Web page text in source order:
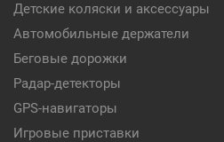
Детские коляски и аксессуары
Автомобильные держатели
Беговые дорожки
Радар-детекторы
GPS-навигаторы
Игровые приставки